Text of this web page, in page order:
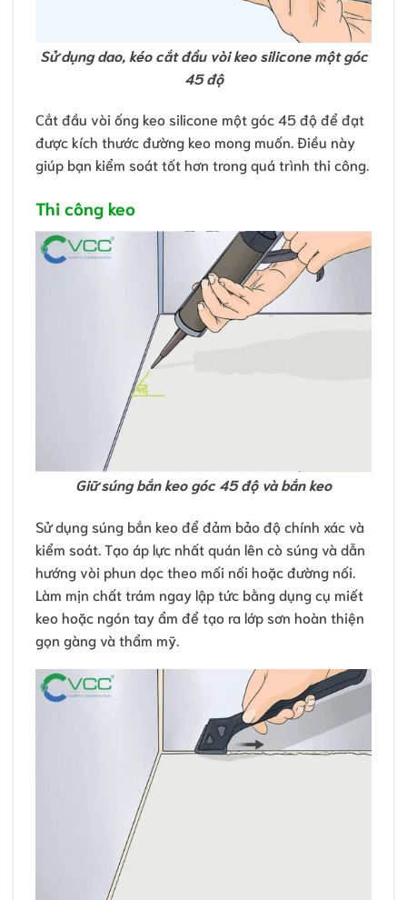
Sử dụng dao, kéo cắt đầu vòi keo silicone một góc
45 độ
Cắt đầu vòi ống keo silicone một góc 45 độ để đạt
được kích thước đường keo mong muốn. Điều này
giúp bạn kiểm soát tốt hơn trong quá trình thi công.
Thi công keo
Giữ súng bắn keo góc 45 độ và bắn keo
Sử dụng súng bắn keo để đảm bảo độ chính xác và
kiểm soát. Tạo áp lực nhất quán lên cò súng và dẫn
hướng vòi phun dọc theo mối nối hoặc đường nối.
Làm mịn chất trám ngay lập tức bằng dụng cụ miết
keo hoặc ngón tay ẩm để tạo ra lớp sơn hoàn thiện
gọn gàng và thẩm mỹ.